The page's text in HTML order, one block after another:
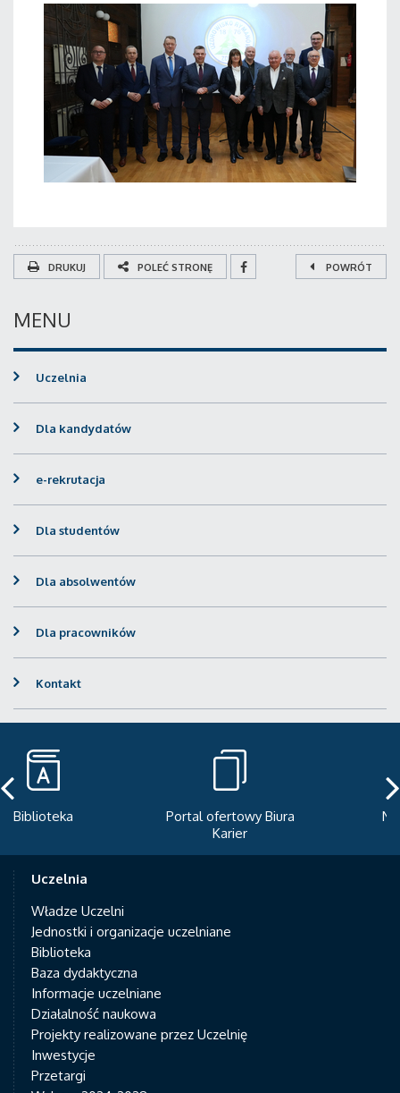
DRUKUJ POLEĆ STRONĘ POWRÓT
MENU
Uczelnia
Dla kandydatów
e-rekrutacja
Dla studentów
Dla absolwentów
Dla pracowników
Kontakt
Portal ofertowy Biura
Newsletter
Uczelnia
Władze Uczelni
Jednostki i organizacje uczelniane
Biblioteka
Baza dydaktyczna
Informacje uczelniane
Działalność naukowa
Projekty realizowane przez Uczelnię
Inwestycje
Przetargi